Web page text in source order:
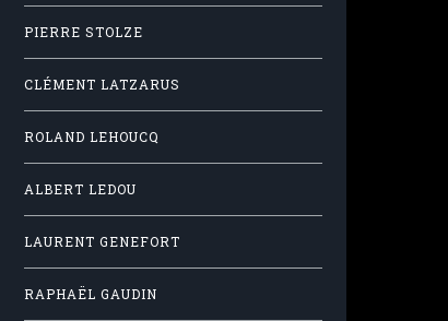
PIERRE STOLZE
CLÉMENT LATZARUS
ROLAND LEHOUCQ
ALBERT LEDOU
LAURENT GENEFORT
RAPHAËL GAUDIN